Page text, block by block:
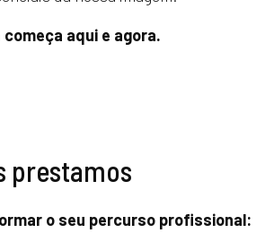
aqui e agora.
prestamos
o seu percurso profissional: